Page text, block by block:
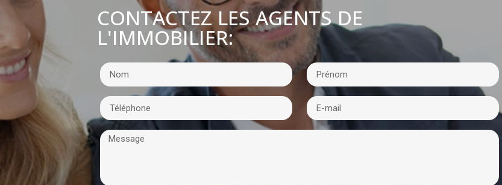
CONTACTEZ LES AGENTS DE
L'IMMOBILIER: